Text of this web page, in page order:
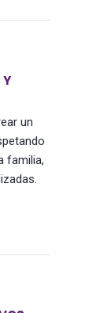
Y
un
familia,